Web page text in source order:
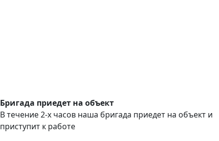
Бригада приедет на объект
В течение 2-х часов наша бригада приедет на объект и
приступит к работе